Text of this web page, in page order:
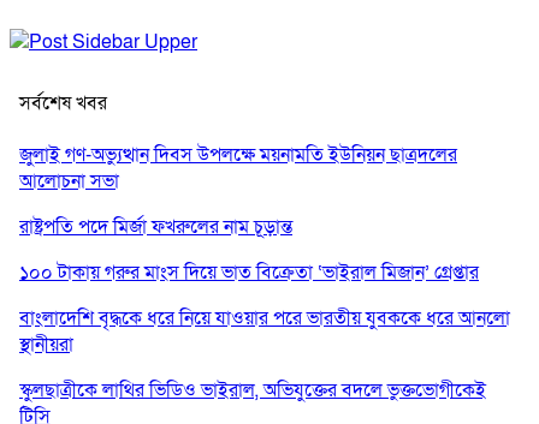
সর্বশেষ খবর
জুলাই গণ-অভ্যুত্থান দিবস উপলক্ষে ময়নামতি ইউনিয়ন ছাত্রদলের
আলোচনা সভা
রাষ্ট্রপতি পদে মির্জা ফখরুলের নাম চূড়ান্ত
১০০ টাকায় গরুর মাংস দিয়ে ভাত বিক্রেতা ‘ভাইরাল মিজান’ গ্রেপ্তার
বাংলাদেশি বৃদ্ধকে ধরে নিয়ে যাওয়ার পরে ভারতীয় যুবককে ধরে আনলো
স্থানীয়রা
স্কুলছাত্রীকে লাথির ভিডিও ভাইরাল, অভিযুক্তের বদলে ভুক্তভোগীকেই
টিসি